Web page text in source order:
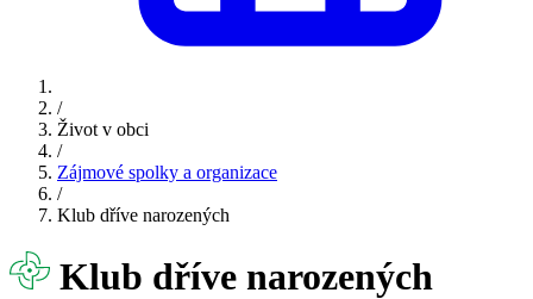
/
Život v obci
/
Zájmové spolky a organizace
/
Klub dříve narozených
Klub dříve narozených